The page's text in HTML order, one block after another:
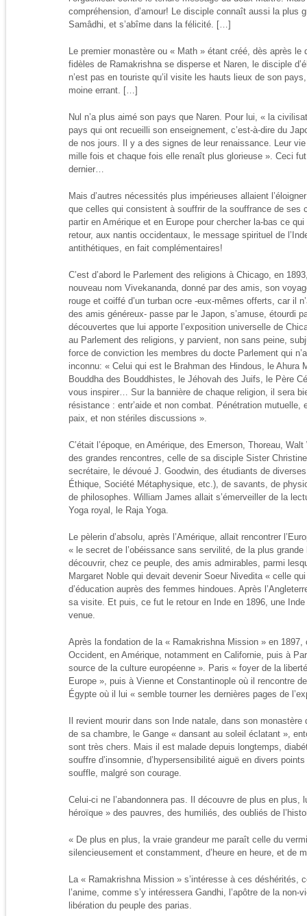
compréhension, d’amour! Le disciple connaît aussi la plus
Samâdhi, et s’abîme dans la félicité. […]
Le premier monastère ou « Math » étant créé, dès après
fidèles de Ramakrishna se disperse et Naren, le disciple
n’est pas en touriste qu’il visite les hauts lieux de son
moine errant. […]
Nul n’a plus aimé son pays que Naren. Pour lui, « la
pays qui ont recueilli son enseignement, c’est-à-dire du
de nos jours. Il y a des signes de leur renaissance. Leur
mille fois et chaque fois elle renaît plus glorieuse ». Ceci
dernier…
Mais d’autres nécessités plus impérieuses allaient
que celles qui consistent à souffrir de la souffrance de ses
partir en Amérique et en Europe pour chercher la-bas ce
retour, aux nantis occidentaux, le message spirituel de
antithétiques, en fait complémentaires!
C’est d’abord le Parlement des religions à Chicago, en
nouveau nom Vivekananda, donné par des amis, son
rouge et coiffé d’un turban ocre -eux-mêmes offerts, car il
des amis généreux- passe par le Japon, s’amuse, étourdi
découvertes que lui apporte l’exposition universelle de
au Parlement des religions, y parvient, non sans peine,
force de conviction les membres du docte Parlement qui
inconnu: « Celui qui est le Brahman des Hindous, le Ahura
Bouddha des Bouddhistes, le Jéhovah des Juifs, le Père
vous inspirer… Sur la bannière de chaque religion, il sera
résistance : entr’aide et non combat. Pénétration mutuelle,
paix, et non stériles discussions ».
C’était l’époque, en Amérique, des Emerson, Thoreau,
des grandes rencontres, celle de sa disciple Sister
secrétaire, le dévoué J. Goodwin, des étudiants de
Éthique, Société Métaphysique, etc.), de savants, de
de philosophes. William James allait s’émerveiller de la
Yoga royal, le Raja Yoga.
Le pèlerin d’absolu, après l’Amérique, allait rencontrer
« le secret de l’obéissance sans servilité, de la plus
découvrir, chez ce peuple, des amis admirables, parmi
Margaret Noble qui devait devenir Soeur Nivedita « celle
d’éducation auprès des femmes hindoues. Après
sa visite. Et puis, ce fut le retour en Inde en 1896, une
venue.
Après la fondation de la « Ramakrishna Mission » en 1897,
Occident, en Amérique, notamment en Californie, puis à
source de la culture européenne ». Paris « foyer de la
Europe », puis à Vienne et Constantinople où il rencontre
Égypte où il lui « semble tourner les dernières pages de
Il revient mourir dans son Inde natale, dans son
de sa chambre, le Gange « dansant au soleil éclatant »,
sont très chers. Mais il est malade depuis longtemps,
souffre d’insomnie, d’hypersensibilité aiguë en divers
souffle, malgré son courage.
Celui-ci ne l’abandonnera pas. Il découvre de plus en plus,
héroïque » des pauvres, des humiliés, des oubliés de
« De plus en plus, la vraie grandeur me paraît celle du
silencieusement et constamment, d’heure en heure, et de
La « Ramakrishna Mission » s’intéresse à ces déshérités,
l’anime, comme s’y intéressera Gandhi, l’apôtre de la
libération du peuple des parias.